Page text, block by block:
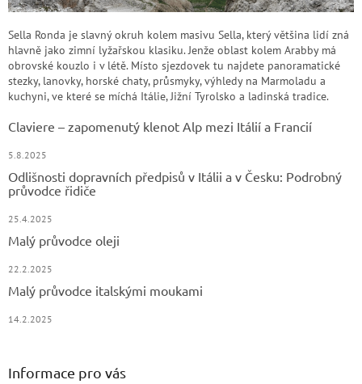
Sella Ronda je slavný okruh kolem masivu Sella, který většina lidí zná
hlavně jako zimní lyžařskou klasiku. Jenže oblast kolem Arabby má
obrovské kouzlo i v létě. Místo sjezdovek tu najdete panoramatické
stezky, lanovky, horské chaty, průsmyky, výhledy na Marmoladu a
kuchyni, ve které se míchá Itálie, Jižní Tyrolsko a ladinská tradice.
Claviere – zapomenutý klenot Alp mezi Itálií a Francií
5.8.2025
Odlišnosti dopravních předpisů v Itálii a v Česku: Podrobný
průvodce řidiče
25.4.2025
Malý průvodce oleji
22.2.2025
Malý průvodce italskými moukami
14.2.2025
Informace pro vás